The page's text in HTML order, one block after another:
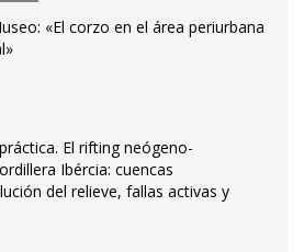
«El corzo en el área periurbana
El rifting neógeno-
Ibércia: cuencas
del relieve, fallas activas y